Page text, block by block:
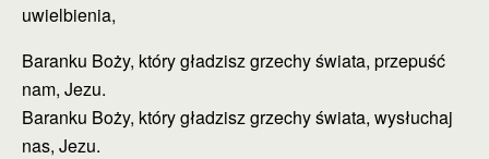
uwielbienia,
Baranku Boży, który gładzisz grzechy świata, przepuść
nam, Jezu.
Baranku Boży, który gładzisz grzechy świata, wysłuchaj
nas, Jezu.